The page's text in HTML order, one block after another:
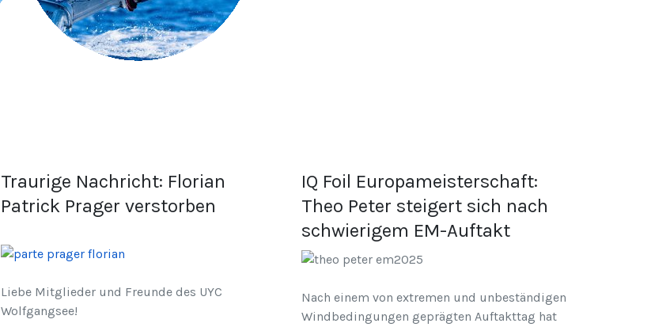
Traurige Nachricht: Florian
Patrick Prager verstorben
Liebe Mitglieder und Freunde des UYC
Wolfgangsee!
IQ Foil Europameisterschaft:
Theo Peter steigert sich nach
schwierigem EM-Auftakt
Nach einem von extremen und unbeständigen
Windbedingungen geprägten Auftakttag hat